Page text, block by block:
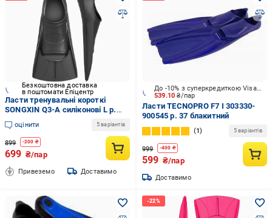
Безкоштовна доставка
в поштомати Епіцентр
Ласти тренувальні короткі
SONGXIN Q3-A силіконові L р.
39-41 Чорний (8f04cec3)
оцінити 5 варіантів
899 -200 ₴
699 ₴/пар
Привеземо Доставимо
539.10₴/пар
До -10% з суперкредиткою Visa Вигода
Ласти TECNOPRO F7 I 303330-
900545 р. 37 блакитний
1 5 варіантів
999 -400 ₴
599 ₴/пар
Доставимо